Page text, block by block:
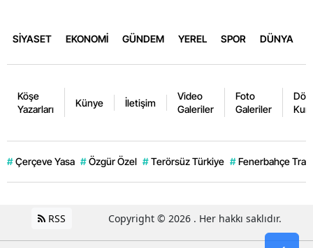
SİYASET EKONOMİ GÜNDEM YEREL SPOR DÜNYA
Köşe
Yazarları
Künye İletişim
Video
Galeriler
Foto
Galeriler
# Çerçeve Yasa # Özgür Özel # Terörsüz Türkiye # Fenerbahçe
RSS Copyright © 2026 . Her hakkı saklıdır.